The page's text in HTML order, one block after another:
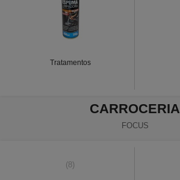
Tratamentos
CARROCERIA
FOCUS
(8)